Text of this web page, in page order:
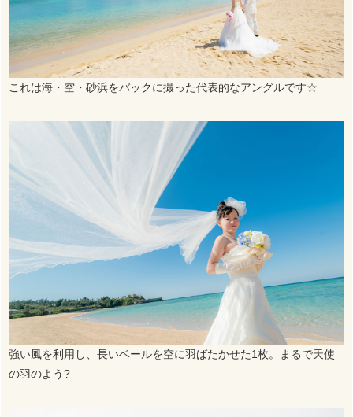
これは海・空・砂浜をバックに撮った代表的なアングルです☆
強い風を利用し、長いベールを空に羽ばたかせた1枚。まるで天使
の羽のよう?